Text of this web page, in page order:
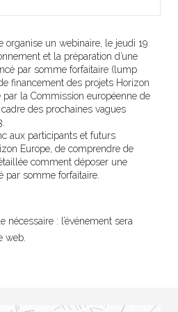
organise un webinaire, le jeudi 19
et la préparation d’une
par somme forfaitaire (lump
financement des projets Horizon
par la Commission européenne de
des prochaines vagues
aux participants et futurs
Europe, de comprendre de
comment déposer une
par somme forfaitaire.
: l’événement sera
web.